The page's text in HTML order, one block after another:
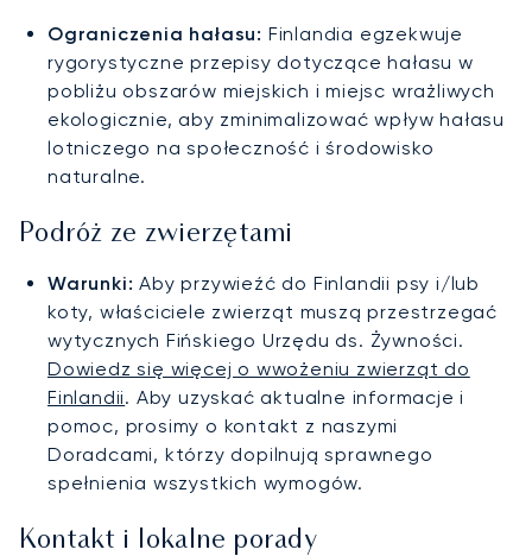
Ograniczenia hałasu: Finlandia egzekwuje
rygorystyczne przepisy dotyczące hałasu w
pobliżu obszarów miejskich i miejsc wrażliwych
ekologicznie, aby zminimalizować wpływ hałasu
lotniczego na społeczność i środowisko
naturalne.
Podróż ze zwierzętami
Warunki: Aby przywieźć do Finlandii psy i/lub
koty, właściciele zwierząt muszą przestrzegać
wytycznych Fińskiego Urzędu ds. Żywności.
Dowiedz się więcej o wwożeniu zwierząt do
Finlandii. Aby uzyskać aktualne informacje i
pomoc, prosimy o kontakt z naszymi
Doradcami, którzy dopilnują sprawnego
spełnienia wszystkich wymogów.
Kontakt i lokalne porady